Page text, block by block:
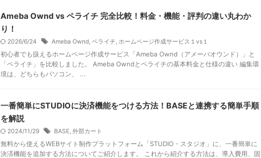
Ameba Ownd vs ペライチ 完全比較！料金・機能・評判の違い丸わか
り！
2026/6/24 Ameba Ownd ペライチ ホームページ作成サービス１vs１
初心者でも扱えるホームページ作成サービス「Ameba Ownd（アメーバオウンド）」と
「ペライチ」を比較しました。 Ameba Owndとペライチの基本料金と仕様の違い 編集環
境は、どちらもパソコン、 ...
一番簡単にSTUDIOに決済機能をつける方法！BASEと連携する簡単手順
を解説
2024/11/29 BASE 外部カート
無料から使えるWEBサイト制作プラットフォーム「STUDIO・スタジオ」に、一番簡単に
決済機能を追加する方法についてご紹介します。 これから紹介する方法は、導入費用、固